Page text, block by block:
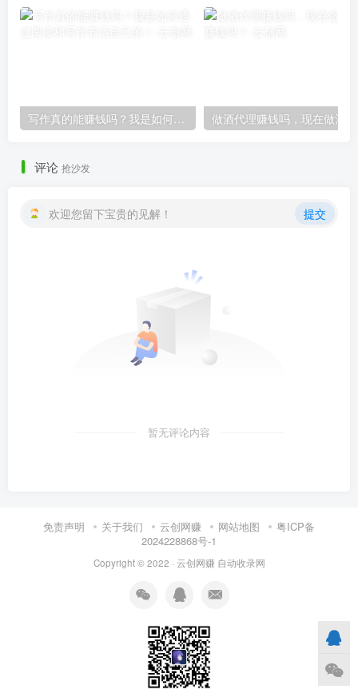
评论 抢沙发
欢迎您留下宝贵的见解！ 提交
暂无评论内容
免责声明 关于我们 云创网赚 网站地图
粤ICP备
2024228868号-1
Copyright © 2022 · 云创网赚 自动收录网